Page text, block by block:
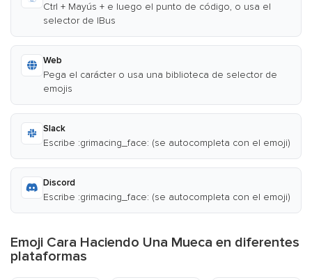
Ctrl + Mayús + e luego el punto de código, o usa el
selector de IBus
Web
Pega el carácter o usa una biblioteca de selector de
emojis
Slack
Escribe :grimacing_face: (se autocompleta con el emoji)
Discord
Escribe :grimacing_face: (se autocompleta con el emoji)
Emoji Cara Haciendo Una Mueca en diferentes
plataformas